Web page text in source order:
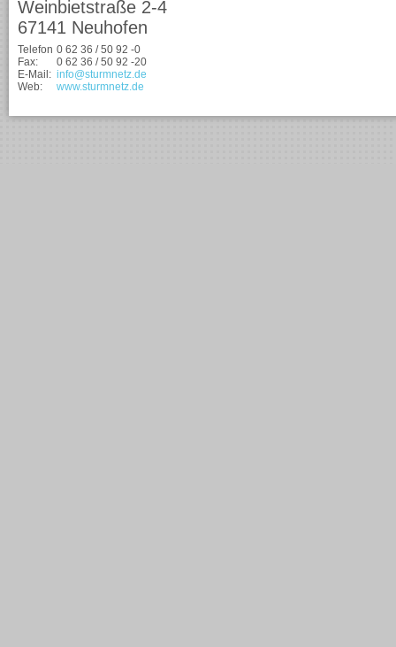
Weinbietstraße 2-4
67141 Neuhofen
Telefon 0 62 36 / 50 92 -0
Fax:
0 62 36 / 50 92 -20
E-Mail: info@sturmnetz.de
Web:
www.sturmnetz.de